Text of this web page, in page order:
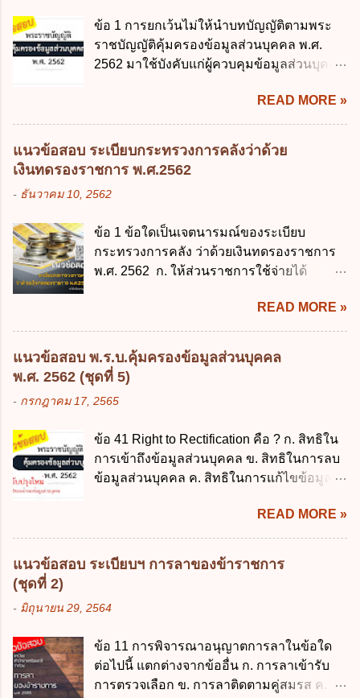
รับผิดชอบในการบริหารจัดการข้อมูลของ
หน่วยงานของรัฐ ง. กำหนดกรอบและทิศทาง
การบริหารงานภาครัฐและการจัดทำบริการ
สาธารณะในรูปแบบดิจิทัล ข้อ 4 กรรมการ
พัฒนารัฐบาลดิจิทัลโดยตำแหน่ง ม...
เว้นแต่เด็กที่สอบได้ชั้นปีที่ 9 ของการศึกษา
ภาคบังคับแล้ว 2. ผู้ปกครอง คือ 2.1 บิดา
มารดา 2.2 บิดาหรือมารดา ซึ่งเป็นผู้ใช้
กฎหมายแพ่งและพาณิชย์ 2.4 บุคคลที่เด็ก
อยู่ด้วยเป็นประจำหรือที่เด็กอยู่รับใช้การงาน
3. ผู้ปกครองดังกล่าว มีหน้าที่ ส่งเด็กเข้าเรียน
ในสถานศึกษาในวันแรกของการเปิดเรียนภาค
การเปิดเรียนภาคต้น ถ้าสถานศึกษายังมิไ...
ข้อ 1 การยกเว้นไม่ให้นำบทบัญญัติตามพระ
ราชบัญญัติคุ้มครองข้อมูลส่วนบุคคล พ.ศ.
2562 มาใช้บังคับแก่ผู้ควบคุมข้อมูลส่วนบุคคล
ข. พระราชกำหนด ค. พระราชกฤษฎีกา ง. กฎ
กระทรวง ข้อ 2 กฎหมายตามข้อ 1 กำหนด
หน่วยงานและกิจการใดที่ผู้ควบคุมข้อมูลส่วน
รัฐทุกแห่ง ข. กิจการด้านการศึกษา ค. กิจการ
ข้อ 3 โดยหลัก ทั่วไป พระราชบัญญัติคุ้มครอง
ข้อมูลส่วนบุคคล พ.ศ. 2562 ใช้บังคับตั้งแต่วัน
ใด ก. 26 พฤษภาคม 2562 ข. 27 พฤษภาคม
พฤษภาคม 2562 ข้อ 4 "บุคคลหรือนิติบุคคล
ซึ่งมีอำนาจหน้าที่ตัดสินใจเกี่ยวกับการเก็บ
รวบรวม ใช้ หรือเปิดเผยข้อมูลส่วนบุคคล" คือ
ความหมายตามข้อใด ก. ผู้ควบคุมข้อมูลส่วน
มีอำนาจแต่งตั้งพนักงานเจ้าหน้าที่ตามพระ
ราชบัญญัติคุ้มครองข้อมูลส่วนบุคคล พ.ศ.
2562 ก. นายกรัฐมนตรี ข. รัฐมนตรีว่าการ
กระทรวงดิจิทัลเพื่อเศร...
READ MORE »
แนวข้อสอบ ระเบียบกระทรวงการคลังว่าด้วย
เงินทดรองราชการ พ.ศ.2562
- ธันวาคม 10, 2562
ข้อ 1 ข้อใดเป็นเจตนารมณ์ของระเบียบ
กระทรวงการคลัง ว่าด้วยเงินทดรองราชการ
พ.ศ. 2562 ก. ให้ส่วนราชการใช้จ่ายได้
ส่วนราชการมีเงินทดรองราชการเพื่อรองจ่าย
ตามข้อผูกพันในการกู้เงินจากต่างประเทศ ค.
รองรับการปฏิบัติงานด้านการเงินการคลังตาม
นโยบาย New GFMIS Thai ง. สนับสนุนการให้
ความช่วยเหลือในกรณีจำเป็นเร่งด่วนที่ไม่
สามารถรอการเบิกเงินจากงบประมาณได้ ข้อ
ราชการ พ.ศ. 2562 ออกโดยอาศัยกฎหมาย
แม่บทใด ก. พระราชบัญญัติวิธีการงบ
ประมาณ พ.ศ. 2561 ข. พระราชบัญญัติวินัย
บัญญัติเงินคงคลัง พ.ศ. 2491 ง. ระเบียบ
กระทรวงการคลัง ว่าด้วยการเบิกเงินจากคลัง
การรับเงิน การจ่ายเงิน การเก็บรักษาเงิน และ
สำรองจ่ายได้แห่งละไม่เกินเท่าใร ก. 100,000
บาท ข. 50,000 บาท ค. 30,000 บาท ง. 10,000
บาท ข้อ 4 ดอกเบี้ยที่เกิดจากการนำเงินทดรอง
READ MORE »
แนวข้อสอบ พ.ร.บ.คุ้มครองข้อมูลส่วนบุคคล
พ.ศ. 2562 (ชุดที่ 5)
- กรกฎาคม 17, 2565
ข้อ 41 Right to Rectification คือ ? ก. สิทธิใน
การเข้าถึงข้อมูลส่วนบุคคล ข. สิทธิในการลบ
ข้อมูลส่วนบุคคล ค. สิทธิในการแก้ไขข้อมูล
การประมวลผลข้อมูลส่วนบุคคล ข้อ 42 ผู้
ควบคุมข้อมูลส่วนบุคคลต้องแก้ไขข้อมูลส่วน
บุคคลตามหลักการข้อใด ก. ถูกต้อง เป็น
กฎหมายคุ้มครองข้อมูลส่วนบุคคล ในกรณีผู้
ข้อมูลส่วนบุคคลให้ถูกต้อง ก. ร้องทุกข์ ข. ร้อง
เรียน ค. อุทธรณ์ ง. ฟ้องร้อง ข้อ 44 หลักการ
สำคัญของสิทธิในการลบข้อมูลส่วนบุคคล คือ
READ MORE »
แนวข้อสอบ ระเบียบฯ การลาของข้าราชการ
(ชุดที่ 2)
- มิถุนายน 29, 2564
ข้อ 11 การพิจารณาอนุญาตการลาในข้อใด
ต่อไปนี้ แตกต่างจากข้ออื่น ก. การลาเข้ารับ
การตรวจเลือก ข. การลาติดตามคู่สมรส ค.